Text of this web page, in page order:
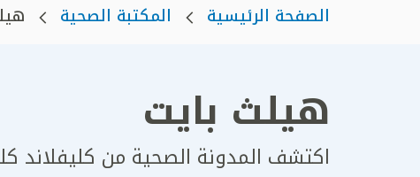
الصفحة الرئيسية المكتبة الصحية
هيلث بايت
اكتشف المدونة الصحية من كليفلاند